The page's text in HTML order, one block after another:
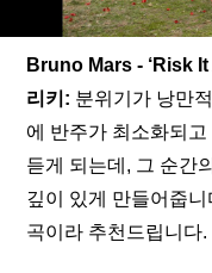
Bruno Mars - ‘Risk It
리키: 분위기가 낭만
에 반주가 최소화되
듣게 되는데, 그 순간
깊이 있게 만들어줍
곡이라 추천드립니다.